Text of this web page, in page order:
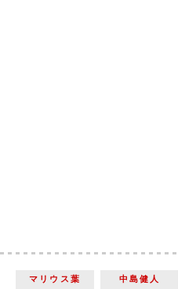
マリウス葉 中島健人